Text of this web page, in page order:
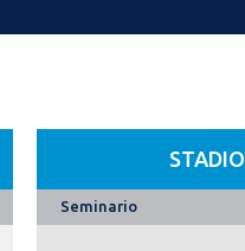
STADIO
Seminario